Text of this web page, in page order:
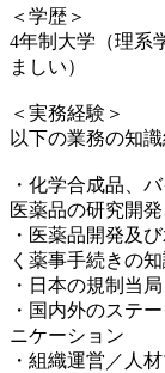
＜学歴＞
4年制大学（理系
ましい）
＜実務経験＞
以下の業務の知
・化学合成品、
医薬品の研究開
・医薬品開発及
く薬事手続きの
・日本の規制当
・国内外のステ
ニケーション
・組織運営／人